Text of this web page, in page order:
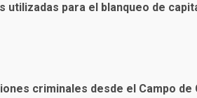
utilizadas para el blanqueo de
criminales desde el Campo